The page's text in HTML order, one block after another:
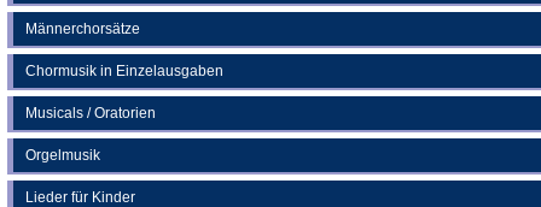
Männerchorsätze
Chormusik in Einzelausgaben
Musicals / Oratorien
Orgelmusik
Lieder für Kinder